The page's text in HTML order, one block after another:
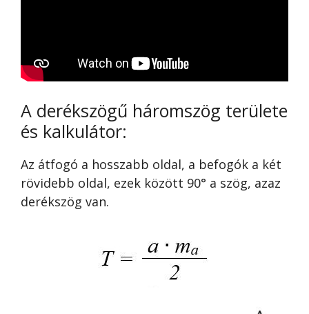
A derékszögű háromszög területe
és kalkulátor:
Az átfogó a hosszabb oldal, a befogók a két
rövidebb oldal, ezek között 90° a szög, azaz
derékszög van.